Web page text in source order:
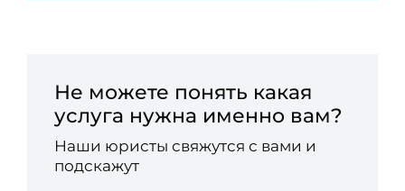
Не можете понять какая
услуга нужна именно вам?
Наши юристы свяжутся с вами и
подскажут